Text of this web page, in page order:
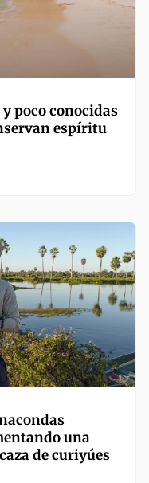
poco conocidas
espíritu
una
de curiyúes